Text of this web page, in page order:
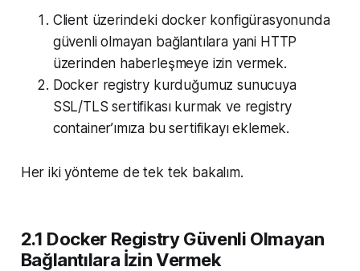
Client üzerindeki docker konfigürasyonunda
güvenli olmayan bağlantılara yani HTTP
üzerinden haberleşmeye izin vermek.
Docker registry kurduğumuz sunucuya
SSL/TLS sertifikası kurmak ve registry
container’ımıza bu sertifikayı eklemek.
Her iki yönteme de tek tek bakalım.
2.1 Docker Registry Güvenli Olmayan
Bağlantılara İzin Vermek